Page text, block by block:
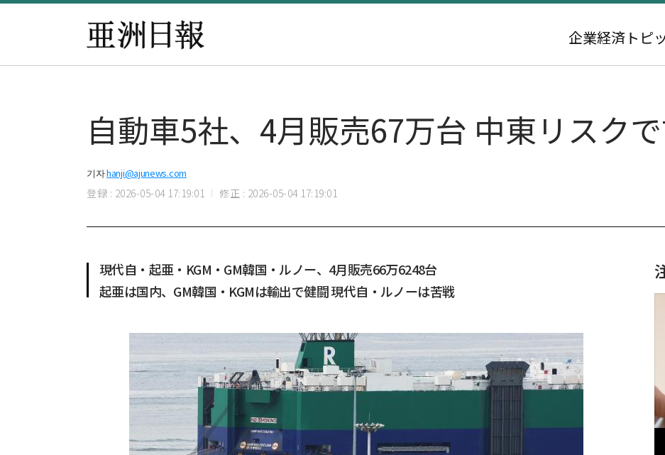
企業経済 トピ
自動車5社、4月販売67万台 中東リスク
기자hanji@ajunews.com
登録 : 2026-05-04 17:19:01 修正 : 2026-05-04 17:19:01
現代自・起亜・KGM・GM韓国・ルノー、4月販売66万6248台
起亜は国内、GM韓国・KGMは輸出で健闘 現代自・ルノーは苦戦